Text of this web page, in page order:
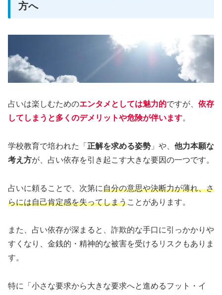
方へ
占いは楽しむためのエンタメとしては魅力的ですが、 依存
してしまうと多くのデメリットや危険が伴います。
学校教育で培われた「 正解を求める姿勢 」や、 他力本願な
考え方が、占い依存を引き起こす大きな要因の一つです。
占いに頼ることで、次第に自分の意思や決断力が薄れ、さ
らには自己肯定感を失ってしまうことがあります。
また、占い依存が深まると、詐欺的な手口に引っかかりや
すくなり、金銭的・精神的な被害を受けるリスクもありま
す。
特に「小さな要求から大きな要求へと進めるフット・イ